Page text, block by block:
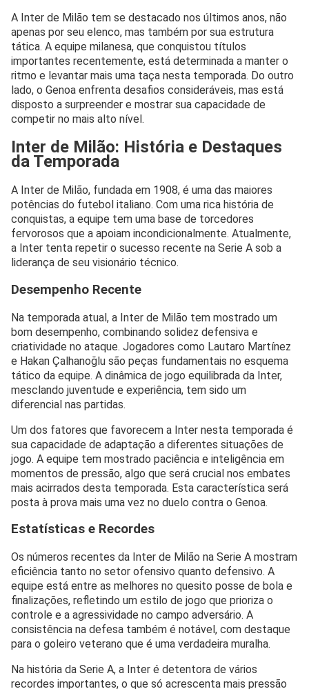
A Inter de Milão tem se destacado nos últimos anos, não
apenas por seu elenco, mas também por sua estrutura
tática. A equipe milanesa, que conquistou títulos
importantes recentemente, está determinada a manter o
ritmo e levantar mais uma taça nesta temporada. Do outro
lado, o Genoa enfrenta desafios consideráveis, mas está
disposto a surpreender e mostrar sua capacidade de
competir no mais alto nível.
Inter de Milão: História e Destaques
da Temporada
A Inter de Milão, fundada em 1908, é uma das maiores
potências do futebol italiano. Com uma rica história de
conquistas, a equipe tem uma base de torcedores
fervorosos que a apoiam incondicionalmente. Atualmente,
a Inter tenta repetir o sucesso recente na Serie A sob a
liderança de seu visionário técnico.
Desempenho Recente
Na temporada atual, a Inter de Milão tem mostrado um
bom desempenho, combinando solidez defensiva e
criatividade no ataque. Jogadores como Lautaro Martínez
e Hakan Çalhanoğlu são peças fundamentais no esquema
tático da equipe. A dinâmica de jogo equilibrada da Inter,
mesclando juventude e experiência, tem sido um
diferencial nas partidas.
Um dos fatores que favorecem a Inter nesta temporada é
sua capacidade de adaptação a diferentes situações de
jogo. A equipe tem mostrado paciência e inteligência em
momentos de pressão, algo que será crucial nos embates
mais acirrados desta temporada. Esta característica será
posta à prova mais uma vez no duelo contra o Genoa.
Estatísticas e Recordes
Os números recentes da Inter de Milão na Serie A mostram
eficiência tanto no setor ofensivo quanto defensivo. A
equipe está entre as melhores no quesito posse de bola e
finalizações, refletindo um estilo de jogo que prioriza o
controle e a agressividade no campo adversário. A
consistência na defesa também é notável, com destaque
para o goleiro veterano que é uma verdadeira muralha.
Na história da Serie A, a Inter é detentora de vários
recordes importantes, o que só acrescenta mais pressão